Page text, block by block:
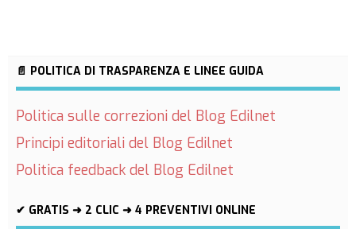
📄 POLITICA DI TRASPARENZA E LINEE GUIDA
Politica sulle correzioni del Blog Edilnet
Principi editoriali del Blog Edilnet
Politica feedback del Blog Edilnet
✔ GRATIS ➜ 2 CLIC ➜ 4 PREVENTIVI ONLINE